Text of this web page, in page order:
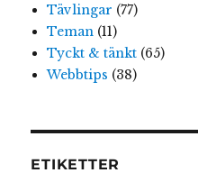
Tävlingar (77)
Teman(11)
Tyckt & tänkt(65)
Webbtips (38)
ETIKETTER